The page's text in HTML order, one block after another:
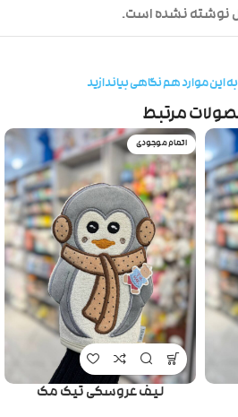
نوشته نشده است.
این موارد هم نگاهی بیاندازید
مرتبط
اتمام موجودی
لیف عروسکی تیک مک